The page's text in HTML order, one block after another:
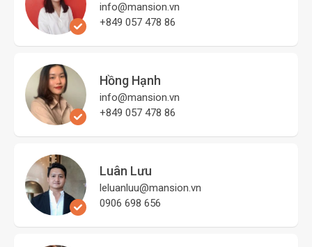
info@mansion.vn
+849 057 478 86
Hồng Hạnh
info@mansion.vn
+849 057 478 86
Luân Lưu
leluanluu@mansion.vn
0906 698 656